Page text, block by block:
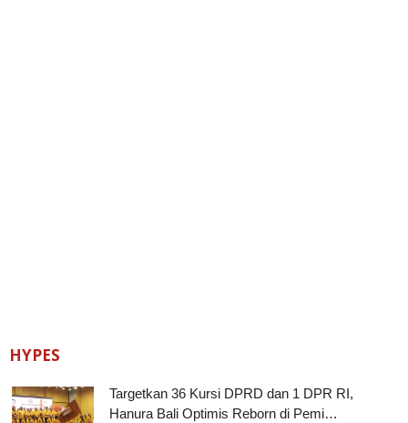
HYPES
Targetkan 36 Kursi DPRD dan 1 DPR RI,
Hanura Bali Optimis Reborn di Pemi…